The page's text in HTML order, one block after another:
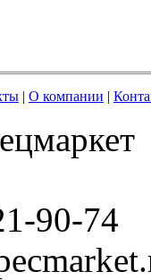
| О компании |
90-74